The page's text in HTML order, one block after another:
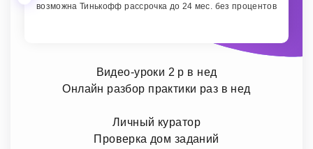
возможна Тинькофф рассрочка до 24 мес. без процентов
Видео-уроки 2 р в нед
Онлайн разбор практики раз в нед
Личный куратор
Проверка дом заданий